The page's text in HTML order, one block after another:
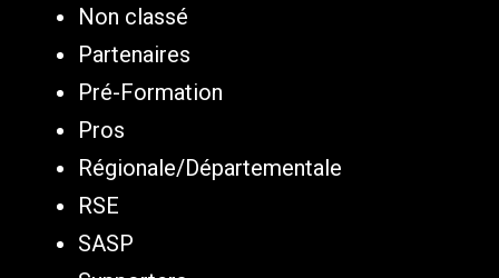
Non classé
Partenaires
Pré-Formation
Pros
Régionale/Départementale
RSE
SASP